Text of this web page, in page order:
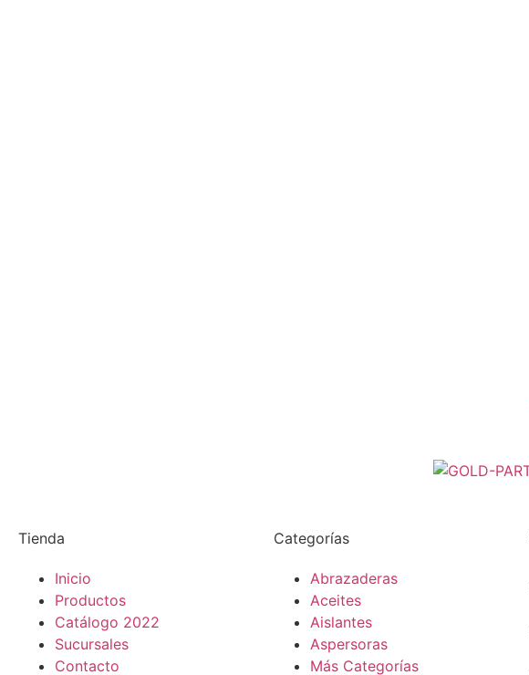
Tienda
Inicio
Productos
Catálogo 2022
Sucursales
Contacto
Categorías
Abrazaderas
Aceites
Aislantes
Aspersoras
Más Categorías